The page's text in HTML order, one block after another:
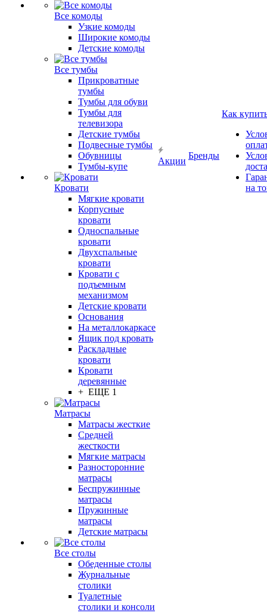
Все комоды
Узкие комоды
Широкие комоды
Детские комоды
Все тумбы
Прикроватные
тумбы
Тумбы для обуви
Тумбы для
телевизора
Детские тумбы
Подвесные тумбы
Обувницы
Тумбы-купе
Кровати
Мягкие кровати
Корпусные
кровати
Односпальные
кровати
Двухспальные
кровати
Кровати с
подъемным
механизмом
Детские кровати
Основания
На металлокаркасе
Ящик под кровать
Раскладные
кровати
Кровати
деревянные
+ ЕЩЕ 1
Матрасы
Матрасы жесткие
Средней
жесткости
Мягкие матрасы
Разносторонние
матрасы
Беспружинные
матрасы
Пружинные
матрасы
Детские матрасы
Все столы
Обеденные столы
Журнальные
столики
Туалетные
столики и консоли
Акции
Бренды
Как
на